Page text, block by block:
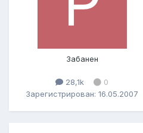
Забанен
28,1k
0
Зарегистрирован: 16.05.2007